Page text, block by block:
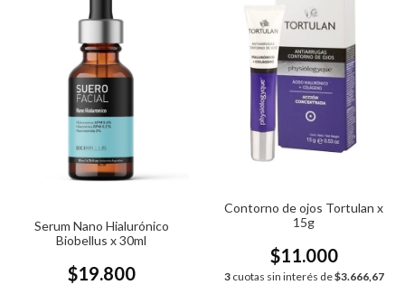
Serum Nano Hialurónico
Biobellus x 30ml
$19.800
Contorno de ojos Tortulan x
15g
$11.000
3 cuotas sin interés de$3.666,67